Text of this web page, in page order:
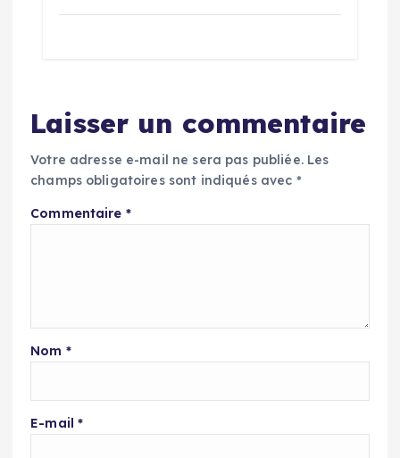
Laisser un commentaire
Votre adresse e-mail ne sera pas publiée. Les
champs obligatoires sont indiqués avec *
Commentaire *
Nom *
E-mail*